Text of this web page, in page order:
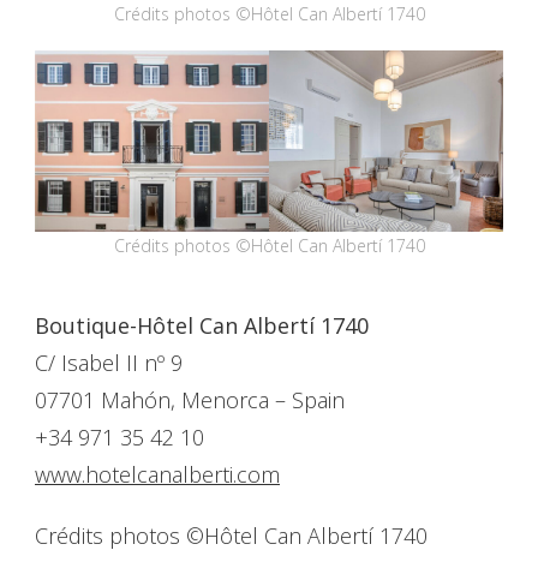
Crédits photos ©Hôtel Can Albertí 1740
Crédits photos ©Hôtel Can Albertí 1740
Boutique-Hôtel Can Albertí 1740
C/ Isabel II nº 9
07701 Mahón, Menorca – Spain
+34 971 35 42 10
www.hotelcanalberti.com
Crédits photos ©Hôtel Can Albertí 1740